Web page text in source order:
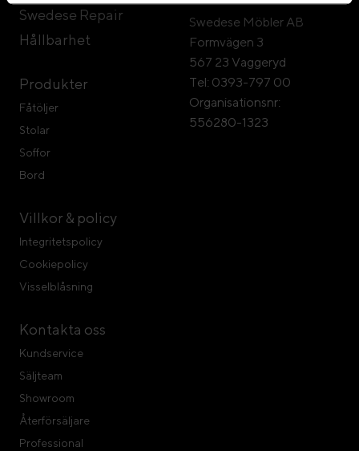
Swedese Repair
Hållbarhet
Produkter
Fåtöljer
Stolar
Soffor
Bord
Villkor & policy
Integritetspolicy
Cookiepolicy
Visselblåsning
Kontakta oss
Kundservice
Säljteam
Showroom
Återförsäljare
Professional
Swedese Möbler AB
Formvägen 3
567 23 Vaggeryd
Tel: 0393-797 00
Organisationsnr:
556280-1323